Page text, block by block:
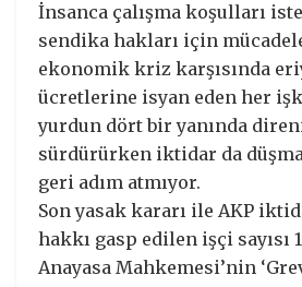
İnsanca çalışma koşulları
sendika hakları için
ekonomik kriz karşısında
ücretlerine isyan eden her
yurdun dört bir yanında
sürdürürken iktidar da
geri adım atmıyor.
Son yasak kararı ile AKP
hakkı gasp edilen işçi sayısı
Anayasa Mahkemesi’nin